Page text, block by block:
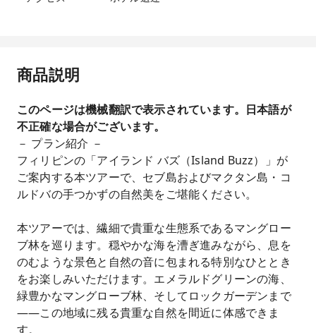
商品説明
このページは機械翻訳で表示されています。日本語が
不正確な場合がございます。
－ プラン紹介 －
フィリピンの「アイランド バズ（Island Buzz）」が
ご案内する本ツアーで、セブ島およびマクタン島・コ
ルドバの手つかずの自然美をご堪能ください。
本ツアーでは、繊細で貴重な生態系であるマングロー
ブ林を巡ります。穏やかな海を漕ぎ進みながら、息を
のむような景色と自然の音に包まれる特別なひととき
をお楽しみいただけます。エメラルドグリーンの海、
緑豊かなマングローブ林、そしてロックガーデンまで
――この地域に残る貴重な自然を間近に体感できま
す。